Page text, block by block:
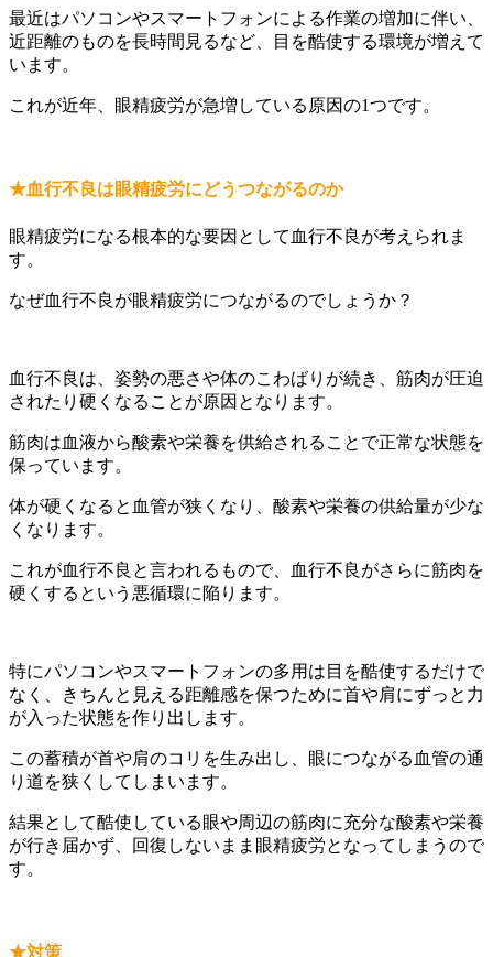
最近はパソコンやスマートフォンによる作業の増加に伴い、
近距離のものを長時間見るなど、目を酷使する環境が増えて
います。
これが近年、眼精疲労が急増している原因の1つです。
★血行不良は眼精疲労にどうつながるのか
眼精疲労になる根本的な要因として血行不良が考えられま
す。
なぜ血行不良が眼精疲労につながるのでしょうか？
血行不良は、姿勢の悪さや体のこわばりが続き、筋肉が圧迫
されたり硬くなることが原因となります。
筋肉は血液から酸素や栄養を供給されることで正常な状態を
保っています。
体が硬くなると血管が狭くなり、酸素や栄養の供給量が少な
くなります。
これが血行不良と言われるもので、血行不良がさらに筋肉を
硬くするという悪循環に陥ります。
特にパソコンやスマートフォンの多用は目を酷使するだけで
なく、きちんと見える距離感を保つために首や肩にずっと力
が入った状態を作り出します。
この蓄積が首や肩のコリを生み出し、眼につながる血管の通
り道を狭くしてしまいます。
結果として酷使している眼や周辺の筋肉に充分な酸素や栄養
が行き届かず、回復しないまま眼精疲労となってしまうので
す。
★対策